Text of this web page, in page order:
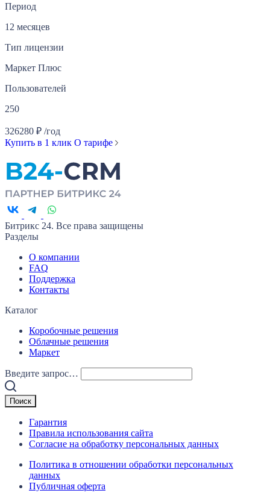
Период
12 месяцев
Тип лицензии
Маркет Плюс
Пользователей
250
326280 ₽ /год
Купить в 1 клик О тарифе
Битрикс 24. Все права защищены
Разделы
О компании
FAQ
Поддержка
Контакты
Каталог
Коробочные решения
Облачные решения
Маркет
Введите запрос…
Гарантия
Правила использования сайта
Согласие на обработку персональных данных
Политика в отношении обработки персональных
данных
Публичная оферта